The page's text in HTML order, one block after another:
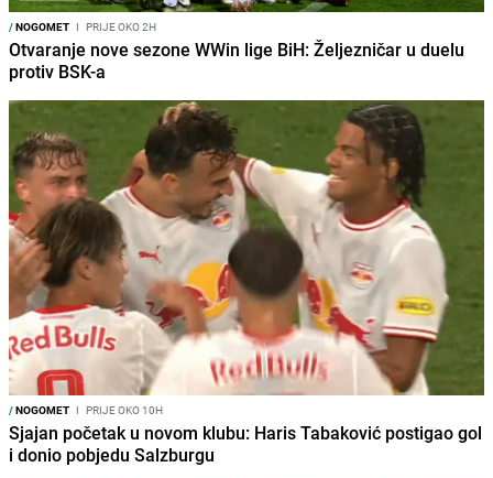
/NOGOMET I PRIJE OKO 2H
Otvaranje nove sezone WWin lige BiH: Željezničar u duelu
protiv BSK-a
/NOGOMET I PRIJE OKO 10H
Sjajan početak u novom klubu: Haris Tabaković postigao gol
i donio pobjedu Salzburgu